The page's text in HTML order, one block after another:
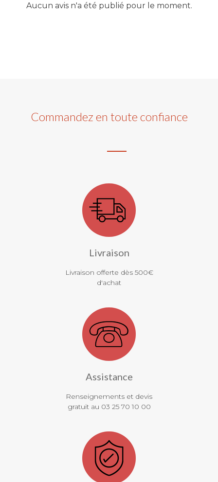
Aucun avis n'a été publié pour le moment.
Commandez en toute confiance
Livraison
Livraison offerte dès 500€
d'achat
Assistance
Renseignements et devis
gratuit au 03 25 70 10 00